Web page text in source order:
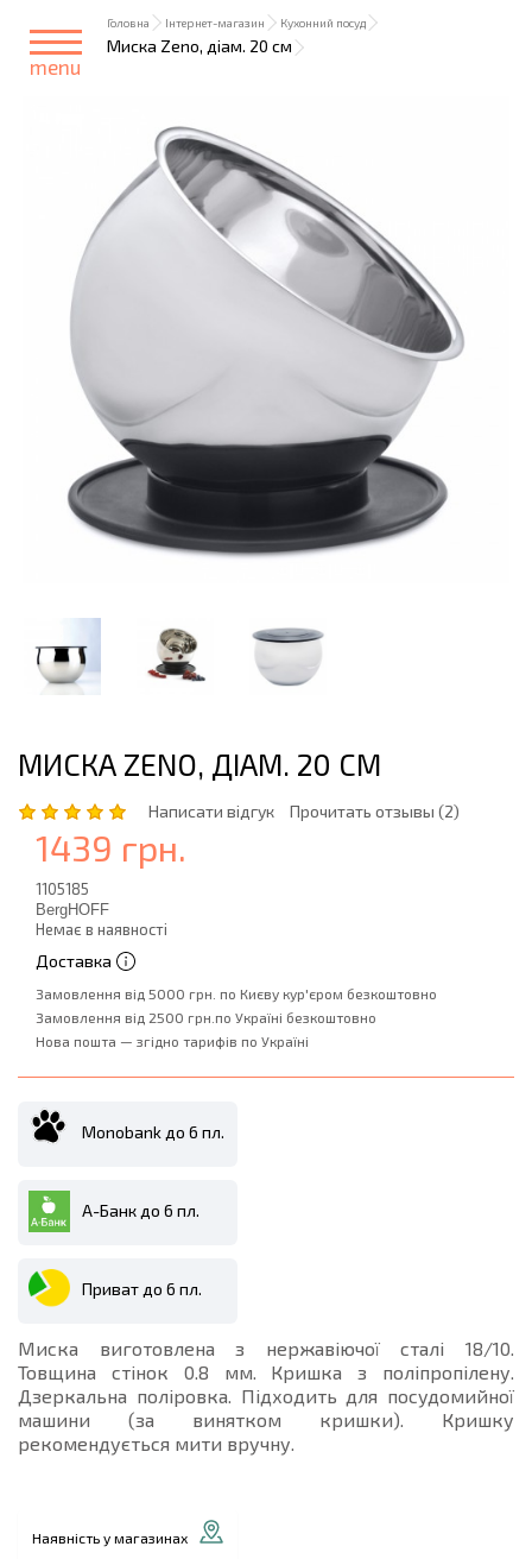
menu
Головна Інтернет-магазин Кухонний посуд
Миска Zeno, діам. 20 см
МИСКА ZENO, ДІАМ. 20 СМ
Написати відгук Прочитать отзывы (2)
1439 грн.
1105185
BergHOFF
Немає в наявності
Доставка
Замовлення від 5000 грн. по Києву кур'єром безкоштовно
Замовлення від 2500 грн.по Україні безкоштовно
Нова пошта — згідно тарифів по Україні
Monobank до 6 пл.
А-Банк до 6 пл.
Приват до 6 пл.
Миска виготовлена з нержавіючої сталі 18/10.
Товщина стінок 0.8 мм. Кришка з поліпропілену.
Дзеркальна поліровка. Підходить для посудомийної
машини (за винятком кришки). Кришку
рекомендується мити вручну.
Наявність у магазинах